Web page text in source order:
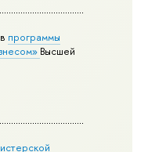
программы
Высшей